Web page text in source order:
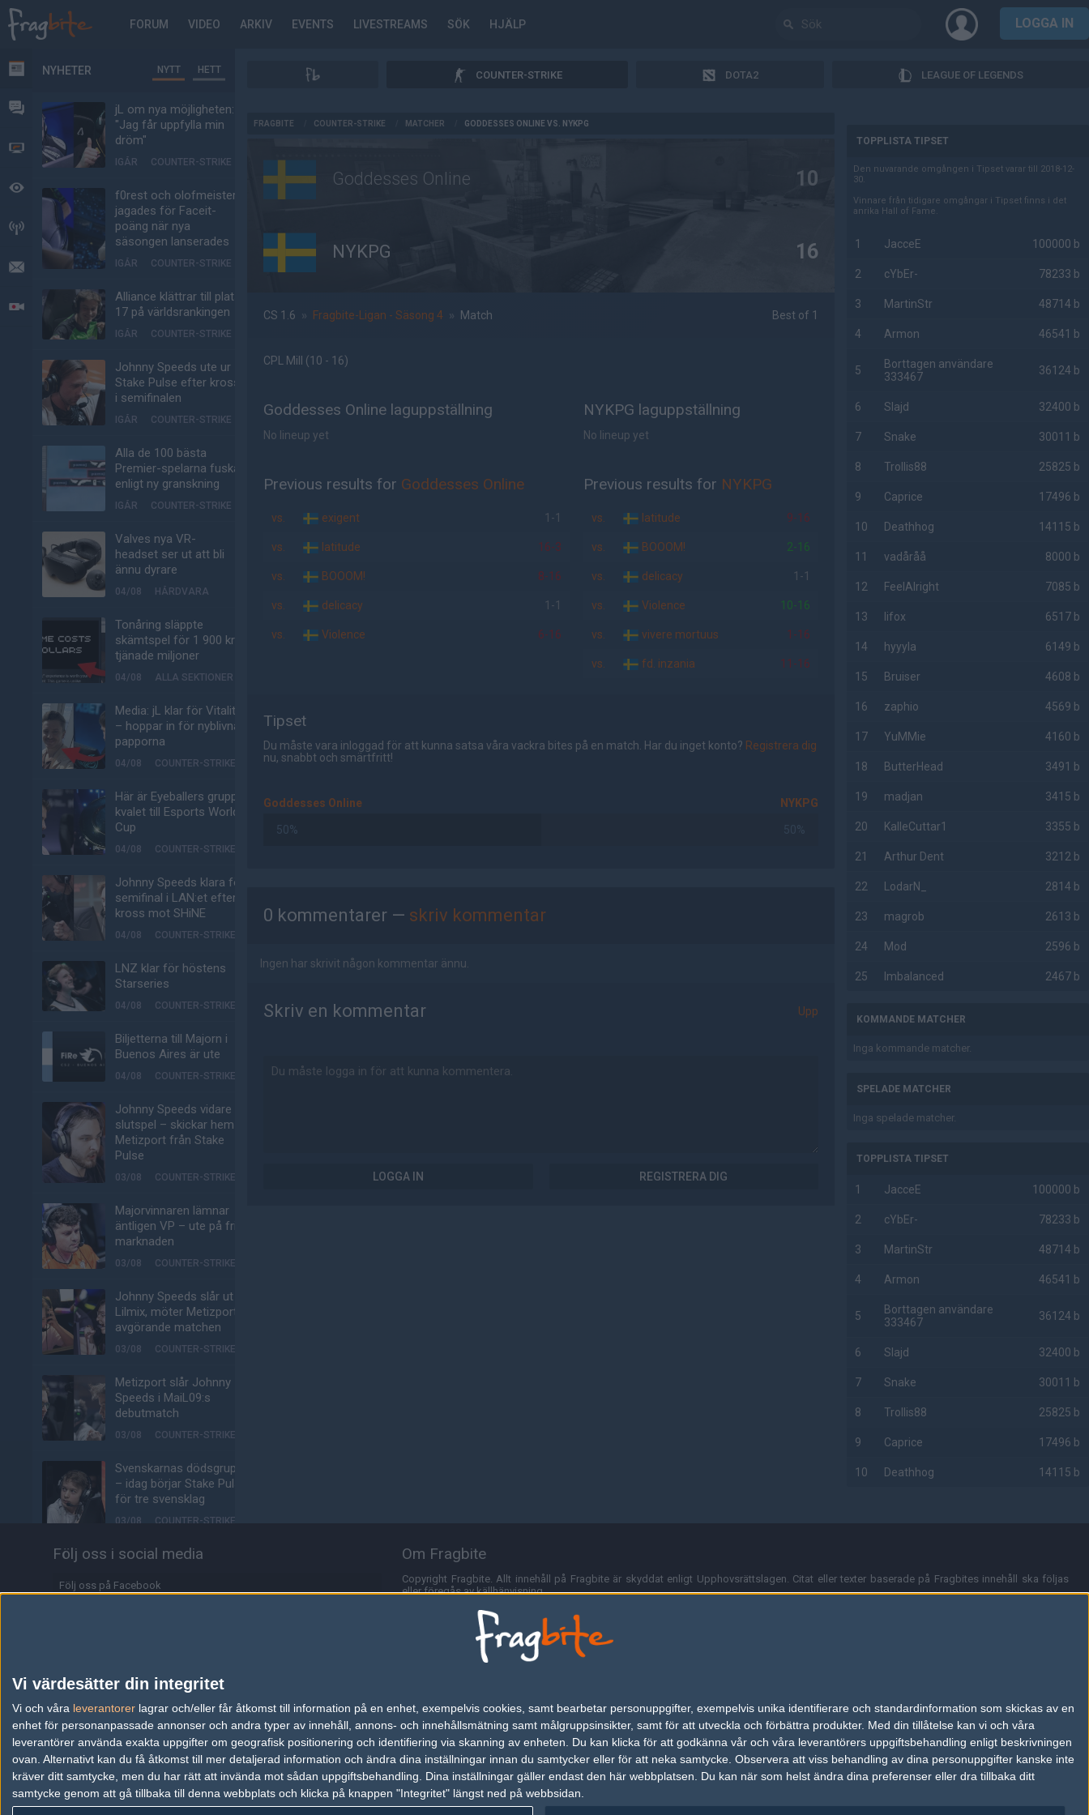
Vi värdesätter din integritet
Vi och våra leverantorer lagrar och/eller får åtkomst till information på en enhet, exempelvis cookies, samt bearbetar personuppgifter, exempelvis unika identifierare och standardinformation som skickas av en
enhet för personanpassade annonser och andra typer av innehåll, annons- och innehållsmätning samt målgruppsinsikter, samt för att utveckla och förbättra produkter. Med din tillåtelse kan vi och våra
leverantörer använda exakta uppgifter om geografisk positionering och identifiering via skanning av enheten. Du kan klicka för att godkänna vår och våra leverantörers uppgiftsbehandling enligt beskrivningen
ovan. Alternativt kan du få åtkomst till mer detaljerad information och ändra dina inställningar innan du samtycker eller för att neka samtycke. Observera att viss behandling av dina personuppgifter kanske inte
kräver ditt samtycke, men du har rätt att invända mot sådan uppgiftsbehandling. Dina inställningar gäller endast den här webbplatsen. Du kan när som helst ändra dina preferenser eller dra tillbaka ditt
samtycke genom att gå tillbaka till denna webbplats och klicka på knappen "Integritet" längst ned på webbsidan.
FORUM VIDEO ARKIV EVENTS LIVESTREAMS SÖK HJÄLP LOGGA IN
NYHETER
FORUM
VIDEO
BEVAKAT
HÄNDELSER
MEDDELANDEN
LIVESÄNDNINGAR
NYHETER NYTT HETT
jL om nya möjligheten:
"Jag får uppfylla min
dröm"
IGÅR COUNTER-STRIKE
f0rest och olofmeister
jagades för Faceit-
poäng när nya
säsongen lanserades
IGÅR COUNTER-STRIKE
Alliance klättrar till plats
17 på världsrankingen
IGÅR COUNTER-STRIKE
Johnny Speeds ute ur
Stake Pulse efter kross
i semifinalen
IGÅR COUNTER-STRIKE
Alla de 100 bästa
Premier-spelarna fuskar
enligt ny granskning
IGÅR COUNTER-STRIKE
Valves nya VR-
headset ser ut att bli
ännu dyrare
04/08 HÅRDVARA
Tonåring släppte
skämtspel för 1 900 kr –
tjänade miljoner
04/08 ALLA SEKTIONER
Media: jL klar för Vitality
– hoppar in för nyblivna
papporna
04/08 COUNTER-STRIKE
Här är Eyeballers grupp i
kvalet till Esports World
Cup
04/08 COUNTER-STRIKE
Johnny Speeds klara för
semifinal i LAN:et efter
kross mot SHiNE
04/08 COUNTER-STRIKE
LNZ klar för höstens
Starseries
04/08 COUNTER-STRIKE
Biljetterna till Majorn i
Buenos Aires är ute
04/08 COUNTER-STRIKE
Johnny Speeds vidare till
slutspel – skickar hem
Metizport från Stake
Pulse
03/08 COUNTER-STRIKE
Majorvinnaren lämnar
äntligen VP – ute på fria
marknaden
03/08 COUNTER-STRIKE
Johnny Speeds slår ut
Lilmix, möter Metizport i
avgörande matchen
03/08 COUNTER-STRIKE
Metizport slår Johnny
Speeds i MaiL09:s
debutmatch
03/08 COUNTER-STRIKE
Svenskarnas dödsgrupp
– idag börjar Stake Pulse
för tre svensklag
03/08 COUNTER-STRIKE
15-årige talangen
"Finska MaiL09"
02/08 COUNTER-STRIKE
jL tillbaka från pausen –
avslöjar signerat
kontrakt
02/08 COUNTER-STRIKE
phzy talar ut om tunga
COUNTER-STRIKE DOTA2 LEAGUE OF LEGENDS
FRAGBITE COUNTER-STRIKE MATCHER GODDESSES ONLINE VS. NYKPG
Goddesses Online 10
NYKPG 16
CS 1.6 » Fragbite-Ligan - Säsong 4 » Match Best of 1
CPL Mill (10 - 16)
Goddesses Online laguppställning
No lineup yet
NYKPG laguppställning
No lineup yet
Previous results for Goddesses Online
vs. exigent 1-1
vs. latitude 16-3
vs. BOOOM! 8-16
vs. delicacy 1-1
vs. Violence 6-16
Previous results for NYKPG
vs. latitude 9-16
vs. BOOOM! 2-16
vs. delicacy 1-1
vs. Violence 10-16
vs. vivere mortuus 1-16
vs. fd. inzania 11-16
Tipset
Du måste vara inloggad för att kunna satsa våra vackra bites på en match. Har du inget konto? Registrera dig
nu, snabbt och smärtfritt!
Goddesses Online NYKPG
50% 50%
0 kommentarer — skriv kommentar
Ingen har skrivit någon kommentar ännu.
Skriv en kommentar Upp
LOGGA IN REGISTRERA DIG
TOPPLISTA TIPSET
Den nuvarande omgången i Tipset varar till 2018-12-
30.
Vinnare från tidigare omgångar i Tipset finns i det
anrika Hall of Fame.
1 JacceE 100000 b
2 cYbEr- 78233 b
3 MartinStr 48714 b
4 Armon 46541 b
5
Borttagen användare
333467
36124 b
6 Slajd 32400 b
7 Snake 30011 b
8 Trollis88 25825 b
9 Caprice 17496 b
10 Deathhog 14115 b
11 vadåråå 8000 b
12 FeelAlright 7085 b
13 lifox 6517 b
14 hyyyla 6149 b
15 Bruiser 4608 b
16 zaphio 4569 b
17 YuMMie 4160 b
18 ButterHead 3491 b
19 madjan 3415 b
20 KalleCuttar1 3355 b
21 Arthur Dent 3212 b
22 LodarN_ 2814 b
23 magrob 2613 b
24 Mod 2596 b
25 Imbalanced 2467 b
KOMMANDE MATCHER
Inga kommande matcher.
SPELADE MATCHER
Inga spelade matcher.
TOPPLISTA TIPSET
1 JacceE 100000 b
2 cYbEr- 78233 b
3 MartinStr 48714 b
4 Armon 46541 b
5
Borttagen användare
333467
36124 b
6 Slajd 32400 b
7 Snake 30011 b
8 Trollis88 25825 b
9 Caprice 17496 b
10 Deathhog 14115 b
Följ oss i social media
Följ oss på Facebook
Information
Annonsering
Copyright och Privacy Policy
Användaravtal
Om Fragbite
Copyright Fragbite. Allt innehåll på Fragbite är skyddat enligt Upphovsrättslagen. Citat eller texter baserade på Fragbites innehåll ska följas
eller föregås av källhänvisning.
Alla åsikter uttryckta på Fragbite representerar varje enskild skribent och överensstämmer inte nödvändigtvis med Fragbites åsikter.
Programmering och design av Fredric Bohlin. För frågor rörande sajten kan du skicka iväg ett email till
Fragbite använder cookies för att spara användarspecifik information så som t.ex. användarnamn. Cookies sparas även när man deltar i
omröstningar och för att föra statistik. För att slippa cookies kan du stänga av cookies i din webbläsares inställningar eller välja att inte
besöka Fragbite. Den här textraden finns här på grund av lagen om elektronisk kommunikation som trädde i kraft 25 juli 2003.
Annonsering
Är du intresserad av att annonsera på Fragbite,